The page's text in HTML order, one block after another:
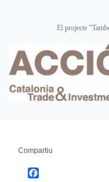
El projecte
Compartiu